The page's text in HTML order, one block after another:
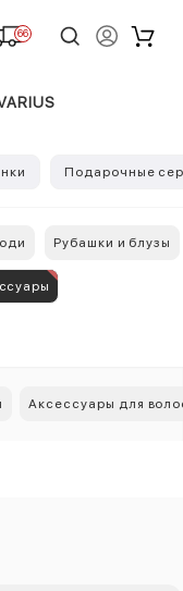
66
Подарочные
Рубашки и блузы
Аксессуары для